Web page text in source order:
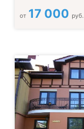
от 17 000 руб.